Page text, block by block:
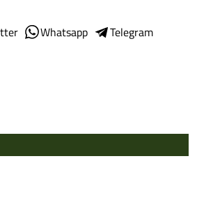
Whatsapp
Telegram